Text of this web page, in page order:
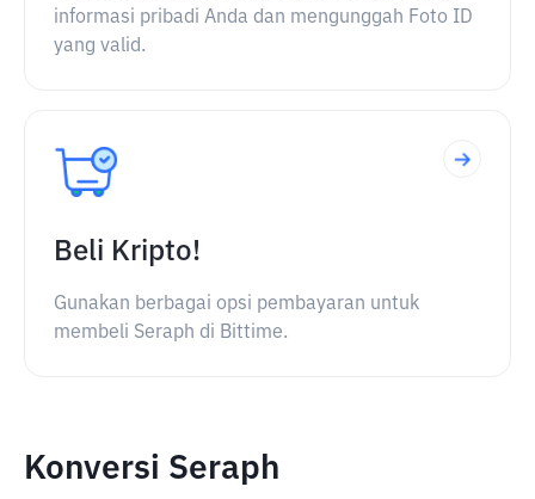
informasi pribadi Anda dan mengunggah Foto ID
yang valid.
Beli Kripto!
Gunakan berbagai opsi pembayaran untuk
membeli Seraph di Bittime.
Konversi Seraph